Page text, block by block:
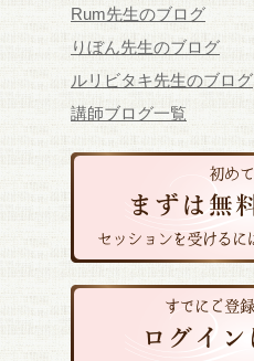
Rum先生のブログ
りぼん先生のブログ
ルリビタキ先生のブログ
講師ブログ一覧